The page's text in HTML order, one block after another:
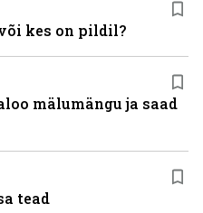
kes on pildil?
mälumängu ja saad
tead